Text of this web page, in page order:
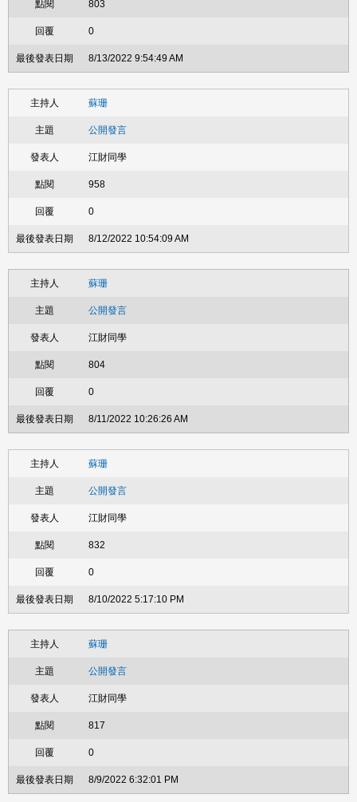
803
0
8/13/2022 9:54:49 AM
蘇珊
公開發言
江財同學
958
0
8/12/2022 10:54:09 AM
蘇珊
公開發言
江財同學
804
0
8/11/2022 10:26:26 AM
蘇珊
公開發言
江財同學
832
0
8/10/2022 5:17:10 PM
蘇珊
公開發言
江財同學
817
0
8/9/2022 6:32:01 PM